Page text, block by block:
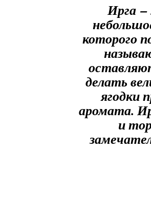
Ирга–
которого
делать
ягодки
аромата.
и